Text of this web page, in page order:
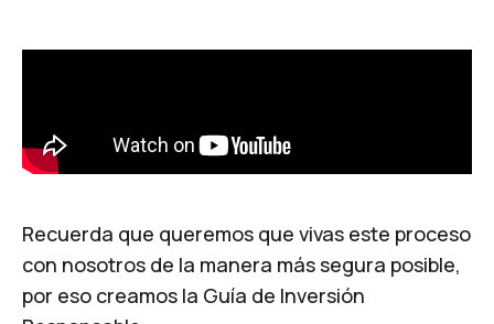
Recuerda que queremos que vivas este proceso
con nosotros de la manera más segura posible,
por eso creamos la Guía de Inversión